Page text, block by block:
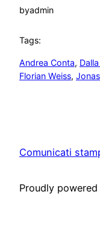
byadmin
Tags:
Andrea Conta,
Florian Weiss,
Comunicati
Proudly